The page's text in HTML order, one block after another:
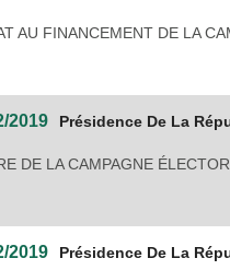
AU FINANCEMENT DE LA
2019 Présidence De La
DE LA CAMPAGNE
2019 Présidence De La